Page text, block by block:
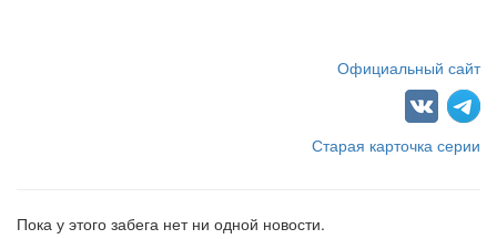
Официальный сайт
Старая карточка серии
Пока у этого забега нет ни одной новости.